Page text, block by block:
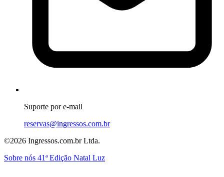
Suporte por e-mail
reservas@ingressos.com.br
©2026 Ingressos.com.br Ltda.
Sobre nós 41ª Edição Natal Luz